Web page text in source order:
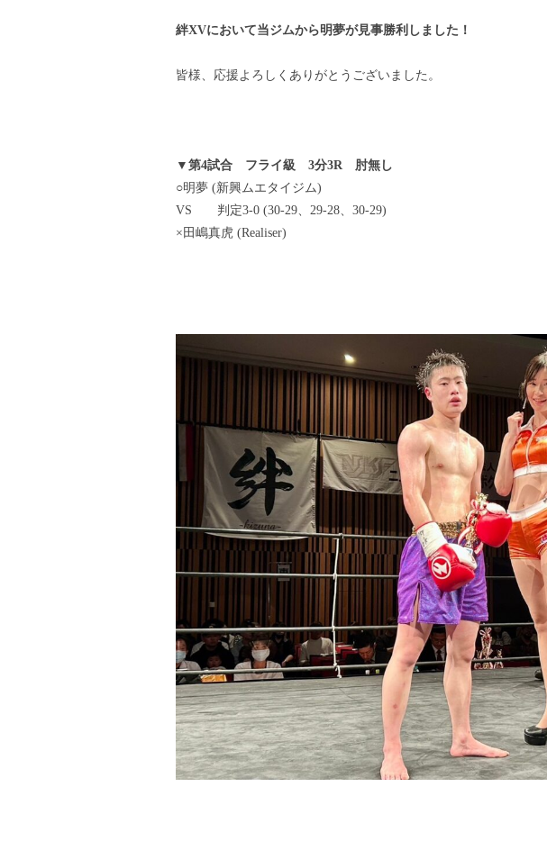
絆XVにおいて当ジムから明夢が見事勝利しました！
皆様、応援よろしくありがとうございました。
▼第4試合 フライ級 3分3R 肘無し
○明夢 (新興ムエタイジム)
VS 判定3-0 (30-29、29-28、30-29)
×田嶋真虎 (Realiser)